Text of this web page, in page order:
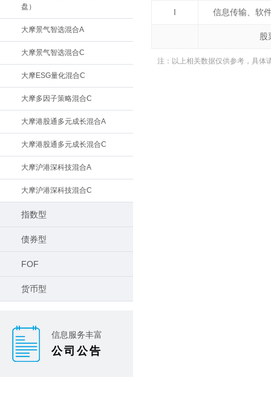
盘）
大摩景气智选混合A
大摩景气智选混合C
大摩ESG量化混合C
大摩多因子策略混合C
大摩港股通多元成长混合A
大摩港股通多元成长混合C
大摩沪港深科技混合A
大摩沪港深科技混合C
指数型
债券型
FOF
货币型
信息服务丰富
公司公告
I 信息传输、软
股
注：以上相关数据仅供参考，具体